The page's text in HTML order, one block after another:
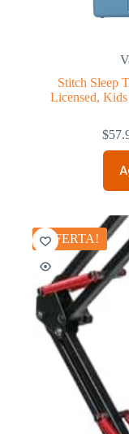
Stitch Sleep
Licensed,
$
¡OFERTA!